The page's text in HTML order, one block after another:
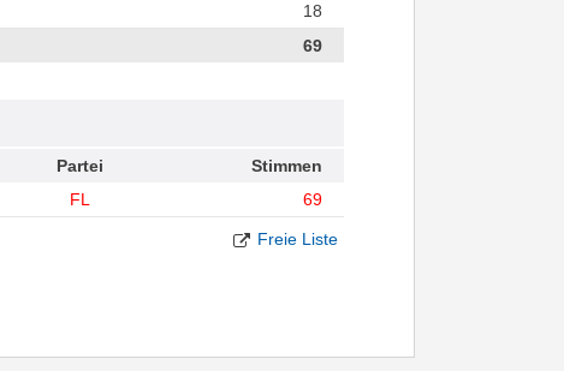
18
69
Partei
Stimmen
FL 69
Freie Liste